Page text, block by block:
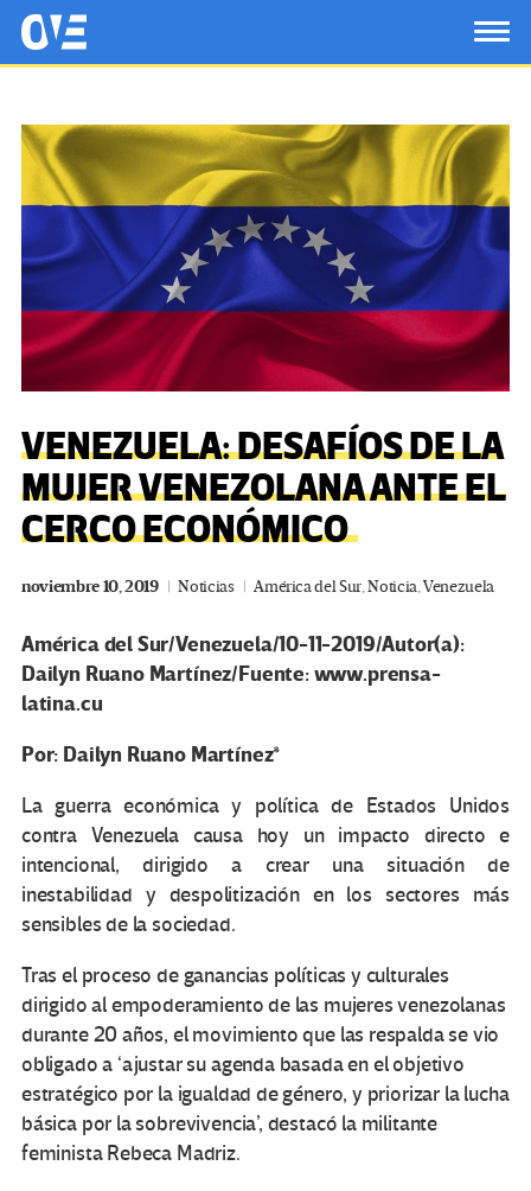
Saltar al contenido principal
OtrasVocesenEducacion.org
VENEZUELA: DESAFÍOS DE LA
MUJER VENEZOLANA ANTE EL
CERCO ECONÓMICO
noviembre 10, 2019 Noticias América del Sur,Noticia,Venezuela
América del Sur/Venezuela/10-11-2019/Autor(a):
Dailyn Ruano Martínez/Fuente: www.prensa-
latina.cu
Por: Dailyn Ruano Martínez*
La guerra económica y política de Estados Unidos
contra Venezuela causa hoy un impacto directo e
intencional, dirigido a crear una situación de
inestabilidad y despolitización en los sectores más
sensibles de la sociedad.
Tras el proceso de ganancias políticas y culturales
dirigido al empoderamiento de las mujeres venezolanas
durante 20 años, el movimiento que las respalda se vio
obligado a ‘ajustar su agenda basada en el objetivo
estratégico por la igualdad de género, y priorizar la lucha
básica por la sobrevivencia’, destacó la militante
feminista Rebeca Madriz.